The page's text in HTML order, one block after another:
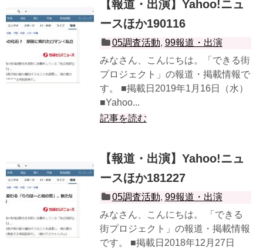
【報道・出演】Yahoo!ニュ
ースほか190116
05調査活動, 99報道・出演
みなさん、こんにちは。「できる街
プロジェクト」の報道・掲載情報で
す。 ■掲載日2019年1月16日（水）
■Yahoo...
記事を読む
【報道・出演】Yahoo!ニュ
ースほか181227
05調査活動, 99報道・出演
みなさん、こんにちは。 「できる
街プロジェクト」の報道・掲載情報
です。 ■掲載日2018年12月27日